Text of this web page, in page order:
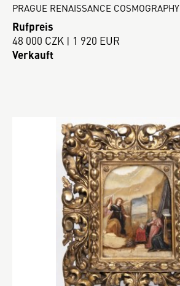
PRAGUE RENAISSANCE COSMOGRAPHY
Rufpreis
48 000 CZK | 1 920 EUR
Verkauft